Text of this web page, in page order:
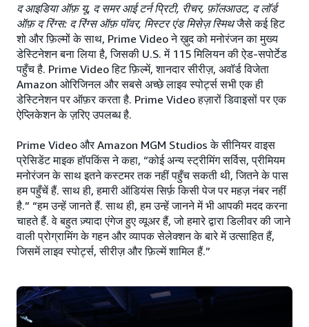
द आइडिया ऑफ़ यू, द समर आई टर्न प्रिटी, रीचर, फ़ॉलआउट, द लॉर्ड
ऑफ़ द रिंग्स: द रिंग्स ऑफ़ पॉवर, मिस्टर एंड मिसेज़ स्मिथजैसे कई हिट
शो और फ़िल्मों के साथ, Prime Video ने ख़ुद को मनोरंजन का मुख्य
डेस्टिनेशन बना लिया है, जिसकी U.S. में 115 मिलियन की ऐड-सपोर्टेड
पहुँच है. Prime Video हिट फ़िल्में, शानदार सीरीज़, अवॉर्ड विजेता
Amazon ओरिजिनल और सबसे अच्छे लाइव स्पोर्ट्स सभी एक ही
डेस्टिनेशन पर ऑफ़र करता है. Prime Video हज़ारों डिवाइसों पर एक
ऐप्लिकेशन के ज़रिए उपलब्ध है.
Prime Video और Amazon MGM Studios के सीनियर वाइस
प्रेसिडेंट माइक हॉपकिंस ने कहा, “कोई अन्य स्ट्रीमिंग सर्विस, प्रीमियम
मनोरंजन के साथ इतने कस्टमर तक नहीं पहुँच सकती थी, जितने के पास
हम पहुँचें हैं. साथ ही, हमारी ऑडियंस सिर्फ़ किसी पेज पर महज़ नंबर नहीं
है.” “हम उन्हें जानते हैं. साथ ही, हम उन्हें जानने में भी आपकी मदद करना
चाहते हैं. वे बहुत ज़्यादा एंगेज हुए व्यूअर हैं, जो हमारे द्वारा डिलीवर की जाने
वाली प्रोग्रामिंग के गहन और व्यापक सेलेक्शन के बारे में उत्साहित हैं,
जिसमें लाइव स्पोर्ट्स, सीरीज़ और फ़िल्में शामिल हैं.”